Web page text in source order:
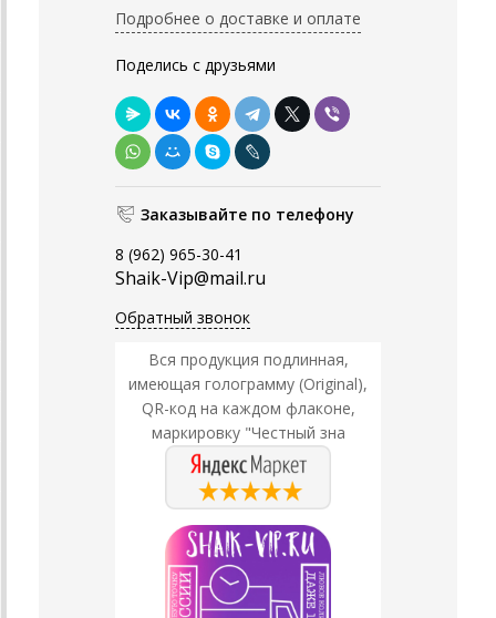
Подробнее о доставке и оплате
Поделись с друзьями
Заказывайте по телефону
8 (962) 965-30-41
Shaik-Vip@mail.ru
Обратный звонок
Вся продукция подлинная,
имеющая голограмму (Original),
QR-код на каждом флаконе,
маркировку "Честный зна